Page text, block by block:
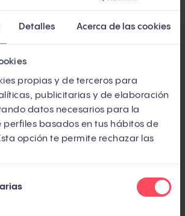
Detalles Acerca de las cookies
propias y de terceros para
publicitarias y de elaboración
datos necesarios para la
perfiles basados en tus hábitos de
opción te permite rechazar las
clic (SparkToro, 2024,
ChatGPT procesa entre 250 y
consultas a la semana
independiente). Y los
completan más del 70% de su
de hablar con un comercial
mutado. Y si tu estrategia sigue